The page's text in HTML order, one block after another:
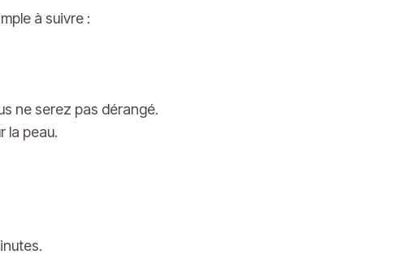
à suivre :
ne serez pas dérangé.
la peau.